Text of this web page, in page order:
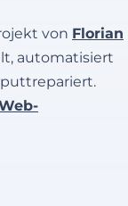
von Florian
automatisiert